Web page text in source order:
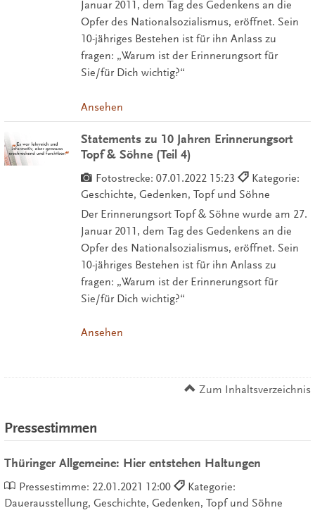
Januar 2011, dem Tag des Gedenkens an die
Opfer des Nationalsozialismus, eröffnet. Sein
10-jähriges Bestehen ist für ihn Anlass zu
fragen: „Warum ist der Erinnerungsort für
Sie/für Dich wichtig?“
Ansehen
Statements zu 10 Jahren Erinnerungsort
Topf & Söhne (Teil 4)
Fotostrecke: 07.01.2022 15:23
Kategorie:
Geschichte, Gedenken, Topf und Söhne
Der Erinnerungsort Topf & Söhne wurde am 27.
Januar 2011, dem Tag des Gedenkens an die
Opfer des Nationalsozialismus, eröffnet. Sein
10-jähriges Bestehen ist für ihn Anlass zu
fragen: „Warum ist der Erinnerungsort für
Sie/für Dich wichtig?“
Ansehen
Zum Inhaltsverzeichnis
Pressestimmen
Thüringer Allgemeine: Hier entstehen Haltungen
Pressestimme: 22.01.2021 12:00
Kategorie:
Dauerausstellung, Geschichte, Gedenken, Topf und Söhne